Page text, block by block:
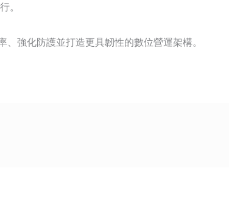
。
強化防護並打造更具韌性的數位營運架構。